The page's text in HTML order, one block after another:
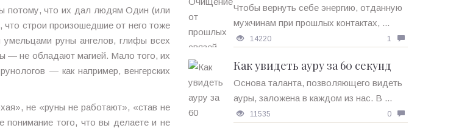
потому, что их дал людям Один (или
строи произошедшие от него тоже
руны ангелов, глифы всех
— не обладают магией. Мало того, их
— как например, венгерских
не «руны не работают», «став не
понимание того, что вы делаете и не
Чтобы вернуть себе энергию, отданную
мужчинам при прошлых контактах, ...
14220 1
Как увидеть ауру за 60 секунд
Основа таланта, позволяющего видеть
ауры, заложена в каждом из нас. В ...
11535 0